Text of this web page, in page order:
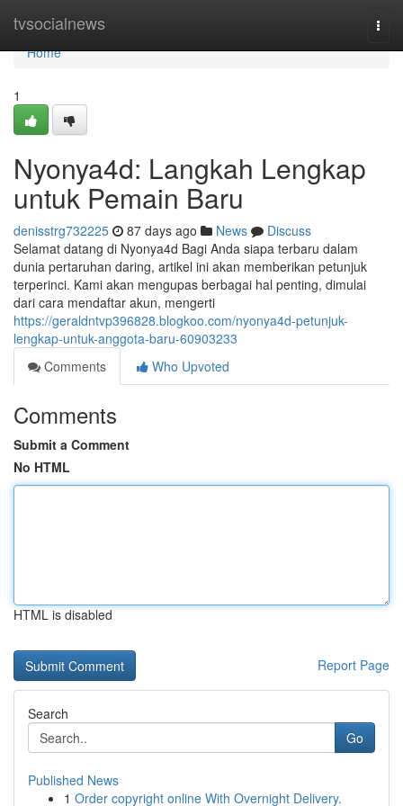
tvsocialnews
Home
Home
1
Nyonya4d: Langkah Lengkap
untuk Pemain Baru
denisstrg732225 87 days ago News
Discuss
Selamat datang di Nyonya4d Bagi Anda siapa terbaru dalam
dunia pertaruhan daring, artikel ini akan memberikan petunjuk
terperinci. Kami akan mengupas berbagai hal penting, dimulai
dari cara mendaftar akun, mengerti
https://geraldntvp396828.blogkoo.com/nyonya4d-petunjuk-
lengkap-untuk-anggota-baru-60903233
Comments
Who Upvoted
Comments
Submit a Comment
No HTML
HTML is disabled
Report Page
Search
Go
Published News
1 Order copyright online With Overnight Delivery.